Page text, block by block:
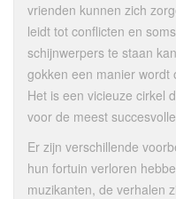
vrienden kunnen zich
leidt tot conflicten en
schijnwerpers te staan
gokken een manier wordt
Het is een vicieuze cirkel
voor de meest
Er zijn verschillende
hun fortuin verloren
muzikanten, de verhalen